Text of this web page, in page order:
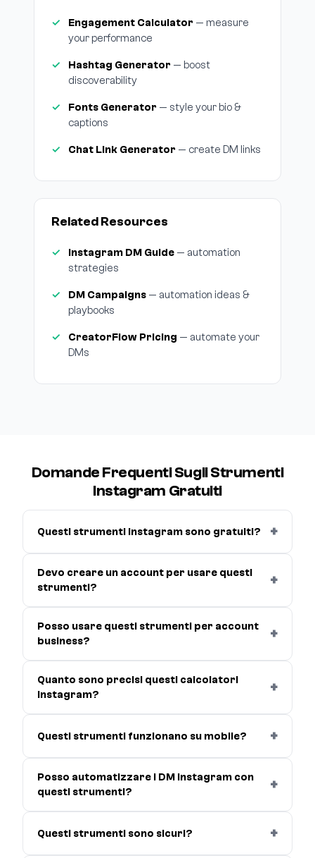
Engagement Calculator — measure
your performance
Hashtag Generator — boost
discoverability
Fonts Generator — style your bio &
captions
Chat Link Generator — create DM links
Related Resources
Instagram DM Guide — automation
strategies
DM Campaigns — automation ideas &
playbooks
CreatorFlow Pricing — automate your
DMs
Domande Frequenti Sugli Strumenti
Instagram Gratuiti
Questi strumenti Instagram sono gratuiti?
Devo creare un account per usare questi
strumenti?
Posso usare questi strumenti per account
business?
Quanto sono precisi questi calcolatori
Instagram?
Questi strumenti funzionano su mobile?
Posso automatizzare i DM Instagram con
questi strumenti?
Questi strumenti sono sicuri?